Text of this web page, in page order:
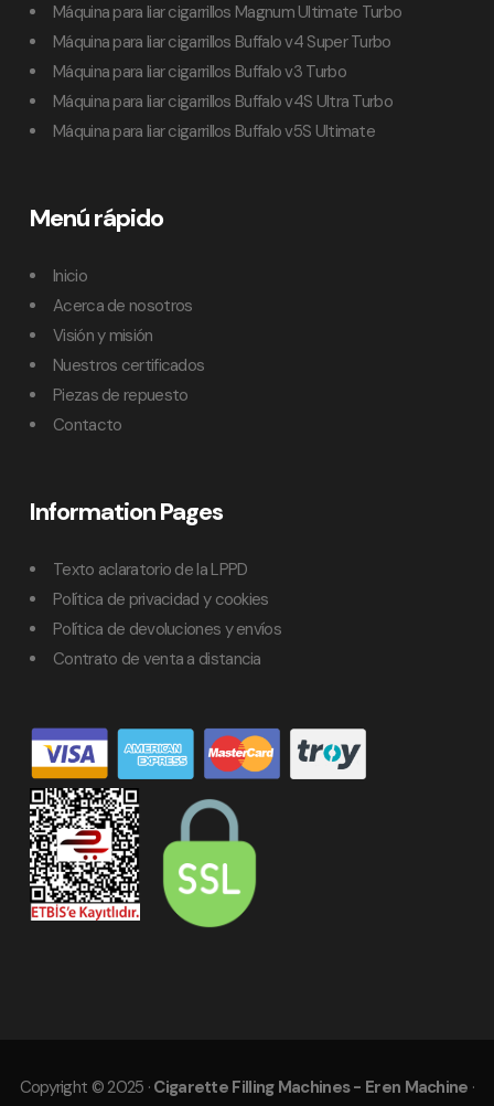
Máquina para liar cigarrillos Magnum Ultimate Turbo
Máquina para liar cigarrillos Buffalo v4 Super Turbo
Máquina para liar cigarrillos Buffalo v3 Turbo
Máquina para liar cigarrillos Buffalo v4S Ultra Turbo
Máquina para liar cigarrillos Buffalo v5S Ultimate
Menú rápido
Inicio
Acerca de nosotros
Visión y misión
Nuestros certificados
Piezas de repuesto
Contacto
Information Pages
Texto aclaratorio de la LPPD
Política de privacidad y cookies
Política de devoluciones y envíos
Contrato de venta a distancia
Copyright © 2025 · Cigarette Filling Machines - Eren Machine ·